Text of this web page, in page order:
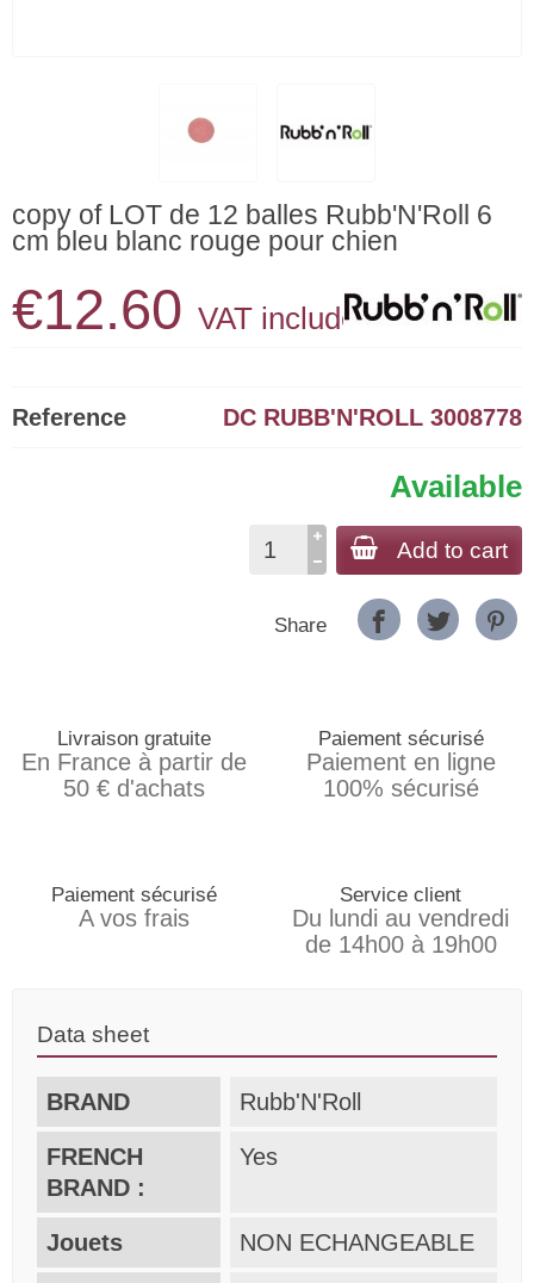
copy of LOT de 12 balles Rubb'N'Roll 6
cm bleu blanc rouge pour chien
€12.60 VAT included
Reference DC RUBB'N'ROLL 3008778
Available
Add to cart
Share
Livraison gratuite
En France à partir de
50 € d'achats
Paiement sécurisé
Paiement en ligne
100% sécurisé
Paiement sécurisé
A vos frais
Service client
Du lundi au vendredi
de 14h00 à 19h00
Data sheet
BRAND Rubb'N'Roll
FRENCH
BRAND :
Yes
Jouets NON ECHANGEABLE